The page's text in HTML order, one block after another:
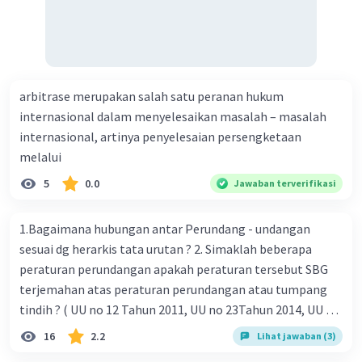
Iklan
arbitrase merupakan salah satu peranan hukum
internasional dalam menyelesaikan masalah – masalah
internasional, artinya penyelesaian persengketaan
melalui
5 0.0 Jawaban terverifikasi
1.Bagaimana hubungan antar Perundang - undangan
sesuai dg herarkis tata urutan ? 2. Simaklah beberapa
peraturan perundangan apakah peraturan tersebut SBG
terjemahan atas peraturan perundangan atau tumpang
tindih ? ( UU no 12 Tahun 2011, UU no 23Tahun 2014, UU No
25 Tahun 2004 ) 3 . Tuliskan peraturan perundangan yg di
undangkan atas perintah TAP MPR NO I / MPR/ 2003
16 2.2 Lihat jawaban (3)